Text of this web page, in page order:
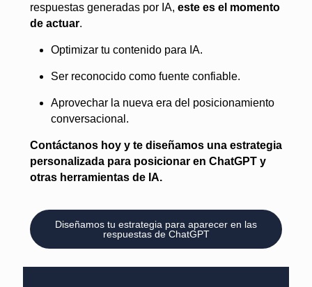
respuestas generadas por IA, este es el momento
de actuar.
Optimizar tu contenido para IA.
Ser reconocido como fuente confiable.
Aprovechar la nueva era del posicionamiento
conversacional.
Contáctanos hoy y te diseñamos una estrategia
personalizada para posicionar en ChatGPT y
otras herramientas de IA.
Diseñamos tu estrategia para aparecer en las
respuestas de ChatGPT